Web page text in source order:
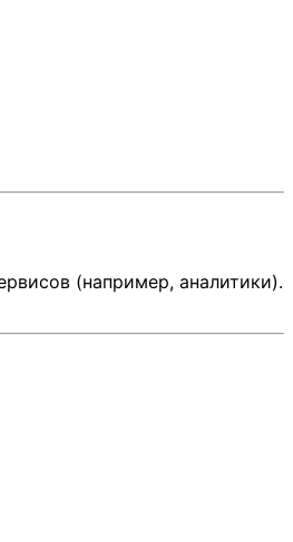
(например, аналитики).